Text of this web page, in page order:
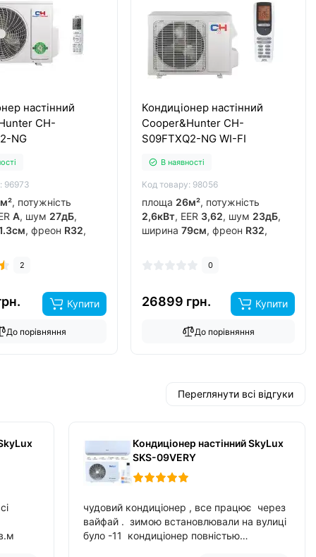
настінний
CH-
NG
96973
, потужність
А, шум 27дБ,
, фреон R32,
до
2
Купити
До порівняння
Кондиціонер настінний
Cooper&Hunter CH-
S09FTXQ2-NG WI-FI
В наявності
Код товару: 98056
площа 26м², потужність
2,6кВт, EER 3,62, шум 23дБ,
ширина79см, фреон R32,
0
26899 грн. Купити
До порівняння
Переглянути всі відгуки
Кондиціонер настінний SkyLux
SKS-09VERY
чудовий кондиціонер , все працює через
вайфай . зимою встановлювали на вулиці
було -11 кондиціонер повністью